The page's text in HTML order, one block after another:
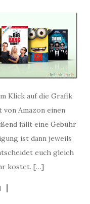
Klick auf die Grafik
Amazon einen
fällt eine Gebühr
ist dann jeweils
euch gleich
kostet. […]